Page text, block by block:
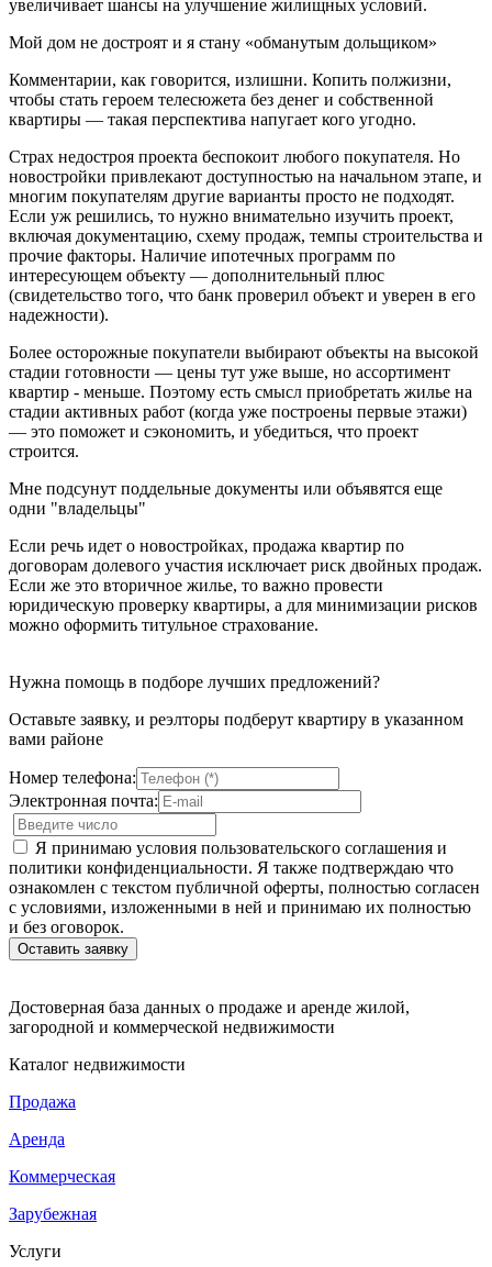
увеличивает шансы на улучшение жилищных условий.
Мой дом не достроят и я стану «обманутым дольщиком»
Комментарии, как говорится, излишни. Копить полжизни,
чтобы стать героем телесюжета без денег и собственной
квартиры — такая перспектива напугает кого угодно.
Страх недостроя проекта беспокоит любого покупателя. Но
новостройки привлекают доступностью на начальном этапе, и
многим покупателям другие варианты просто не подходят.
Если уж решились, то нужно внимательно изучить проект,
включая документацию, схему продаж, темпы строительства и
прочие факторы. Наличие ипотечных программ по
интересующем объекту — дополнительный плюс
(свидетельство того, что банк проверил объект и уверен в его
надежности).
Более осторожные покупатели выбирают объекты на высокой
стадии готовности — цены тут уже выше, но ассортимент
квартир - меньше. Поэтому есть смысл приобретать жилье на
стадии активных работ (когда уже построены первые этажи)
— это поможет и сэкономить, и убедиться, что проект
строится.
Мне подсунут поддельные документы или объявятся еще
одни "владельцы"
Если речь идет о новостройках, продажа квартир по
договорам долевого участия исключает риск двойных продаж.
Если же это вторичное жилье, то важно провести
юридическую проверку квартиры, а для минимизации рисков
можно оформить титульное страхование.
Нужна помощь в подборе лучших предложений?
Оставьте заявку, и реэлторы подберут квартиру в указанном
вами районе
Номер телефона:
Электронная почта:
Я принимаю условия пользовательского соглашения и
политики конфиденциальности. Я также подтверждаю что
ознакомлен с текстом публичной оферты, полностью согласен
с условиями, изложенными в ней и принимаю их полностью
и без оговорок.
Достоверная база данных о продаже и аренде жилой,
загородной и коммерческой недвижимости
Каталог недвижимости
Продажа
Аренда
Коммерческая
Зарубежная
Услуги